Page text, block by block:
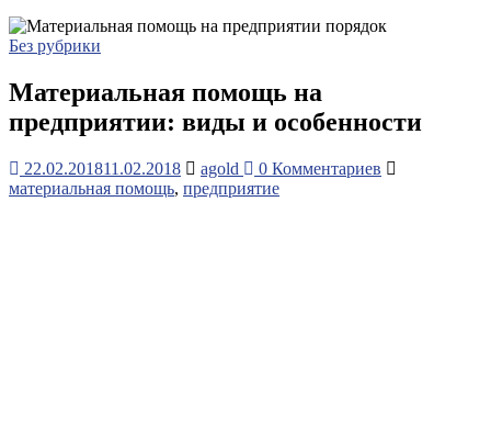
Без рубрики
Материальная помощь на
предприятии: виды и особенности
22.02.201811.02.2018 agold
0 Комментариев
материальная помощь, предприятие